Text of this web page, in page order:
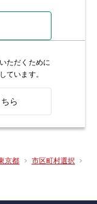
ただくために
ています。
ら
京都 市区町村選択